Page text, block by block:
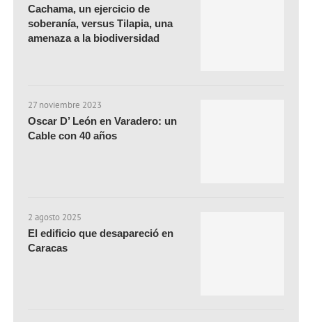
Cachama, un ejercicio de
soberanía, versus Tilapia, una
amenaza a la biodiversidad
27 noviembre 2023
Oscar D’ León en Varadero: un
Cable con 40 años
2 agosto 2025
El edificio que desapareció en
Caracas